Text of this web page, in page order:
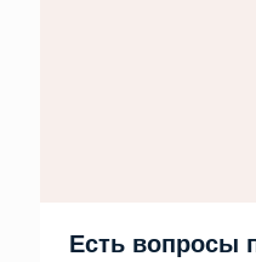
Есть вопросы